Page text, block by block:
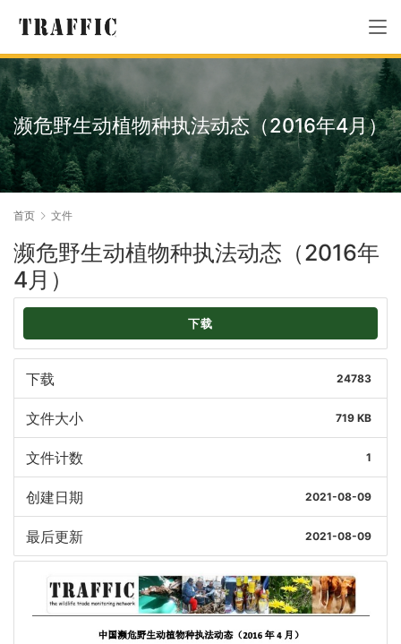
濒危野生动植物种执法动态（2016年4月）
首页 文件
濒危野生动植物种执法动态（2016年
4月）
下载
下载 24783
文件大小 719 KB
文件计数 1
创建日期 2021-08-09
最后更新 2021-08-09